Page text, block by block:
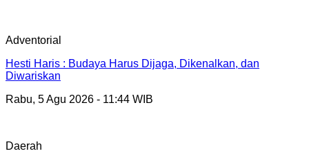
Adventorial
Hesti Haris : Budaya Harus Dijaga, Dikenalkan, dan
Diwariskan
Rabu, 5 Agu 2026 - 11:44 WIB
Daerah